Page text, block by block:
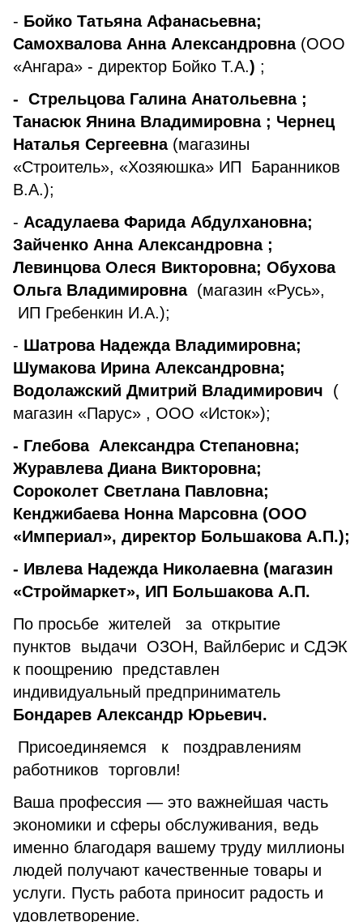
- Бойко Татьяна Афанасьевна;
Самохвалова Анна Александровна(ООО
«Ангара» - директор Бойко Т.А.) ;
- Стрельцова Галина Анатольевна ;
Танасюк Янина Владимировна ; Чернец
Наталья Сергеевна (магазины
«Строитель», «Хозяюшка» ИП Баранников
В.А.);
- Асадулаева Фарида Абдулхановна;
Зайченко Анна Александровна ;
Левинцова Олеся Викторовна; Обухова
Ольга Владимировна(магазин «Русь»,
ИП Гребенкин И.А.);
- Шатрова Надежда Владимировна;
Шумакова Ирина Александровна;
Водолажский Дмитрий Владимирович (
магазин «Парус» , ООО «Исток»);
- Глебова Александра Степановна;
Журавлева Диана Викторовна;
Сороколет Светлана Павловна;
Кенджибаева Нонна Марсовна (ООО
«Империал», директор Большакова А.П.);
- Ивлева Надежда Николаевна (магазин
«Строймаркет», ИП Большакова А.П.
По просьбе жителей за открытие
пунктов выдачи ОЗОН, Вайлберис и СДЭК
к поощрению представлен
индивидуальный предприниматель
Бондарев Александр Юрьевич.
Присоединяемся к поздравлениям
работников торговли!
Ваша профессия — это важнейшая часть
экономики и сферы обслуживания, ведь
именно благодаря вашему труду миллионы
людей получают качественные товары и
услуги. Пусть работа приносит радость и
удовлетворение.